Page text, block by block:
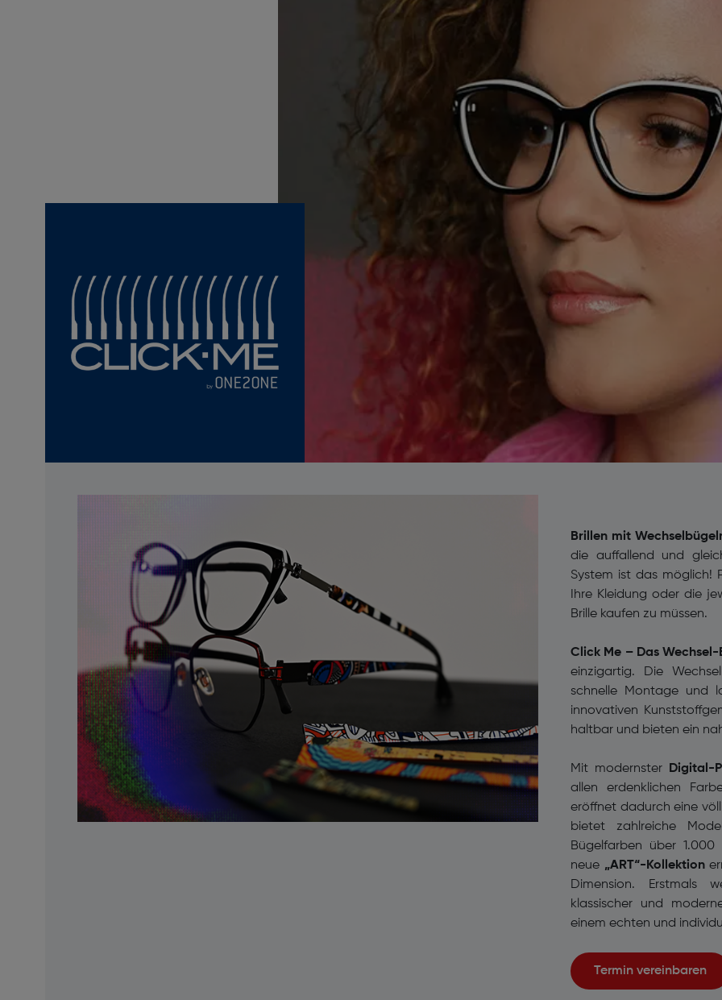
Brillen mit
die auffallend und
System ist das möglich!
Ihre Kleidung oder die
Brille kaufen zu müssen.
Click Me – Das
einzigartig. Die
schnelle Montage und
innovativen
haltbar und bieten ein
Mit modernster Digital-
allen erdenklichen
eröffnet dadurch eine
bietet zahlreiche
Bügelfarben über
neue „ART“-Kollektion
Dimension. Erstmals
klassischer und
einem echten und
Termin vereinbaren